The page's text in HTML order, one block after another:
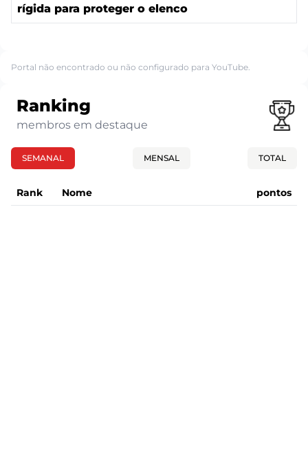
rígida para proteger o elenco
Portal não encontrado ou não configurado para YouTube.
Ranking
membros em destaque
SEMANAL MENSAL TOTAL
Rank Nome pontos